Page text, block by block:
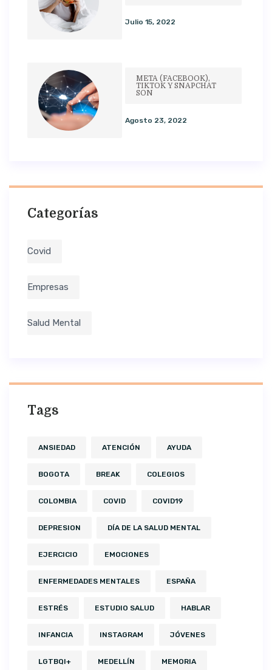
Julio 15, 2022
META (FACEBOOK),
TIKTOK Y SNAPCHAT
SON
Agosto 23, 2022
Categorías
Covid
Empresas
Salud Mental
Tags
ANSIEDAD ATENCIÓN AYUDA
BOGOTA BREAK COLEGIOS
COLOMBIA COVID COVID19
DEPRESION DÍA DE LA SALUD MENTAL
EJERCICIO EMOCIONES
ENFERMEDADES MENTALES ESPAÑA
ESTRÉS ESTUDIO SALUD HABLAR
INFANCIA INSTAGRAM JÓVENES
LGTBQI+ MEDELLÍN MEMORIA